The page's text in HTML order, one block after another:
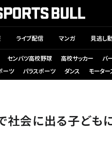
ライブ配信 マンガ 見逃し
センバツ高校野球 高校サッカー バ
ーツ パラスポーツ ダンス モータ
社会に出る子ども